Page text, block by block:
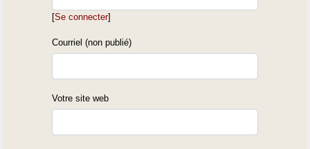
[Se connecter]
Courriel (non publié)
Votre site web